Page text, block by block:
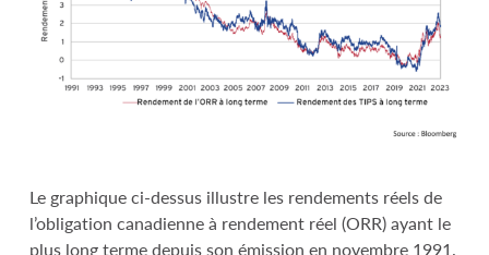
Le graphique ci-dessus illustre les rendements réels de
l’obligation canadienne à rendement réel (ORR) ayant le
plus long terme depuis son émission en novembre 1991.